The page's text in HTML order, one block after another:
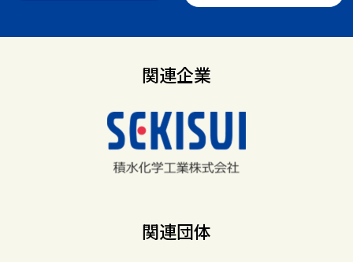
関連企業
関連団体